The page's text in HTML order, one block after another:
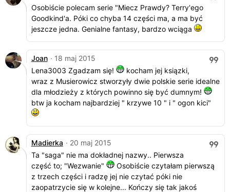
Osobiście polecam serie "Miecz Prawdy? Terry'ego
Goodkind'a. Póki co chyba 14 części ma, a ma być
jeszcze jedna. Genialne fantasy, bardzo wciąga
Joan · 18 maj 2015
Lena3003 Zgadzam się!
kocham jej ksiązki,
wraz z Musierowicz stworzyły dwie polskie serie idealne
dla młodzieży z których powinno się być dumnym!
btw ja kocham najbardziej " krzywe 10 " i " ogon kici"
Madierka · 20 maj 2015
Ta "saga" nie ma dokładnej nazwy.. Pierwsza
część to; "Wezwanie"
Osobiście czytałam pierwszą
z trzech części i radzę jej nie czytać póki nie
zaopatrzycie się w kolejne... Kończy się tak jakoś